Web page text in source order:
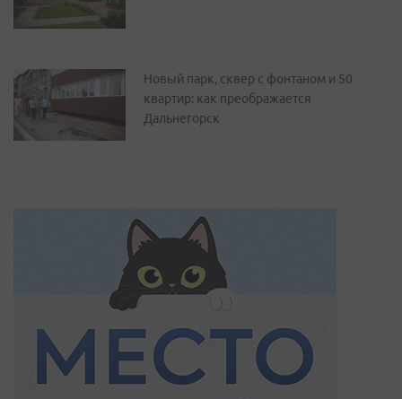
Новый парк, сквер с фонтаном и 50
квартир: как преображается
Дальнегорск